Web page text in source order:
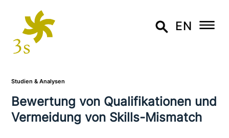
EN
Studien & Analysen
Bewertung von Qualifikationen und
Vermeidung von Skills-Mismatch